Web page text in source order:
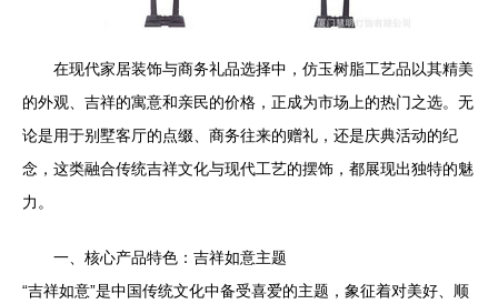
在现代家居装饰与商务礼品选择中，仿玉树脂工艺品以其精美
的外观、吉祥的寓意和亲民的价格，正成为市场上的热门之选。无
论是用于别墅客厅的点缀、商务往来的赠礼，还是庆典活动的纪
念，这类融合传统吉祥文化与现代工艺的摆饰，都展现出独特的魅
力。
一、核心产品特色：吉祥如意主题
“吉祥如意”是中国传统文化中备受喜爱的主题，象征着对美好、顺